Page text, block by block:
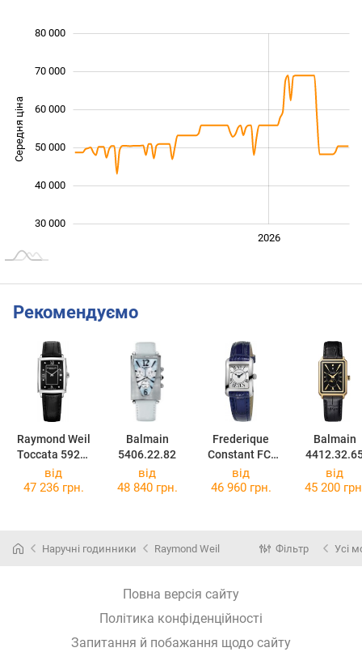
Середня ціна
30 000
40 000
50 000
60 000
70 000
80 000
2026
Рекомендуємо
Raymond Weil
Toccata 5925-
STC-00295
Balmain
5406.22.82
Frederique
Constant FC-
200MC16
Balmain
від
47 236 грн.
від
48 840 грн.
від
46 960 грн.
від
45 200
Наручні годинники Raymond Weil Фільтр Усі
Повна версія сайту
Політика конфіденційності
Запитання й побажання щодо сайту